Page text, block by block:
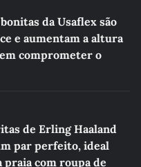
da Usaflex são
e aumentam a altura
comprometer o
de Erling Haaland
par perfeito, ideal
praia com roupa de